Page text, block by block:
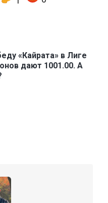
«Кайрата» в Лиге
дают 1001.00. А